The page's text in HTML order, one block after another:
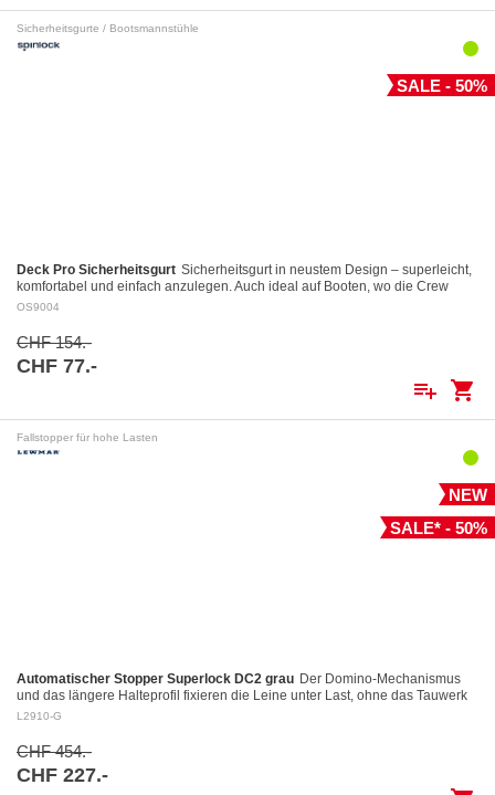
Sicherheitsgurte / Bootsmannstühle
SALE - 50%
Deck Pro Sicherheitsgurt Sicherheitsgurt in neustem Design – superleicht,
komfortabel und einfach anzulegen. Auch ideal auf Booten, wo die Crew
dauernd angeklinkt ist.…
OS9004
CHF 154.-
CHF 77.-
playlist_add shopping_cart
Fallstopper für hohe Lasten
NEW
SALE* - 50%
Automatischer Stopper Superlock DC2 grau Der Domino-Mechanismus
und das längere Halteprofil fixieren die Leine unter Last, ohne das Tauwerk
aufzuscheuern Kontrolliertes Fieren: Das…
L2910-G
CHF 454.-
CHF 227.-